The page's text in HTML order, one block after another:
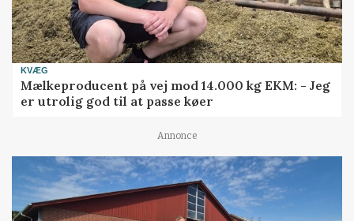
KVÆG
Mælkeproducent på vej mod 14.000 kg EKM: - Jeg
er utrolig god til at passe køer
Annonce